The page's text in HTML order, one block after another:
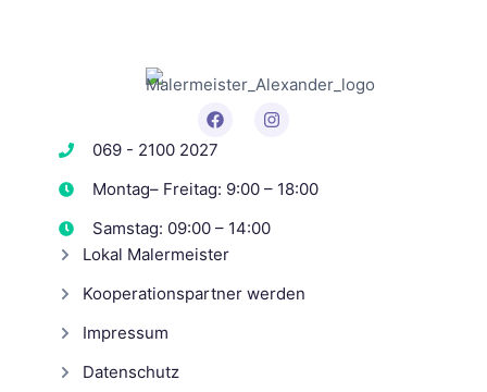
069 - 2100 2027
Montag– Freitag: 9:00 – 18:00
Samstag: 09:00 – 14:00
Lokal Malermeister
Kooperationspartner werden
Impressum
Datenschutz